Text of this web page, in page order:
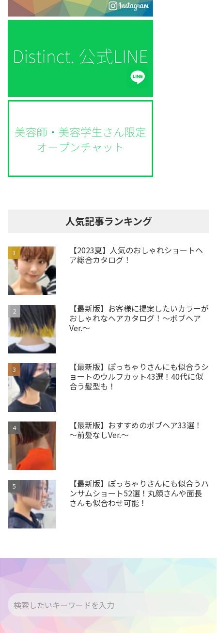
人気記事ランキング
【2023夏】人気のおしゃれショートヘ
ア総合カタログ！
【最新版】お客様に提案したいカラーが
おしゃれなヘアカタログ！～ボブヘア
Ver.～
【最新版】ぽっちゃりさんにも似合うシ
ョートのウルフカット43選！40代に似
合う髪型も！
【最新版】おすすめのボブヘア33選！
～前髪なしVer.～
【最新版】ぽっちゃりさんにも似合うハ
ンサムショート52選！丸顔さんや面長
さんも似合わせ可能！